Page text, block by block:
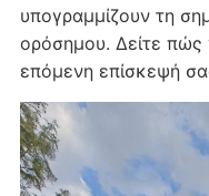
υπογραμμίζουν τη
ορόσημου. Δείτε πώς
επόμενη επίσκεψή